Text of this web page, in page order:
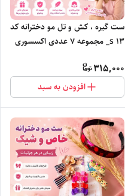
ست گیره ، کش و تل مو دخترانه کد
s ۱۳_ مجموعه ۷ عددی اکسسوری
315,000
افزودن به سبد